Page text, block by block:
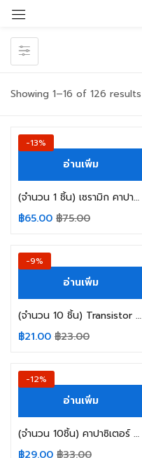
Showing 1–16 of 126 results
-13%
อ่านเพิ่ม
(จำนวน 1 ชิ้น) เซรามิก คาปาซิเตอร์ 102 40KV 1000PF 40000V
฿65.00 ฿75.00
-9%
อ่านเพิ่ม
(จำนวน 10 ชิ้น) Transistor ทรานซิสเตอร์ S8550L-D-T92-K UTC Transistor PNP 20V/0.7A
฿21.00 ฿23.00
-12%
อ่านเพิ่ม
(จำนวน 10ชิ้น) คาปาซิเตอร์ 47UF 25V ELNA 85C TAPPING ขาห่าง SIZE: 5X11MM.
฿29.00 ฿33.00